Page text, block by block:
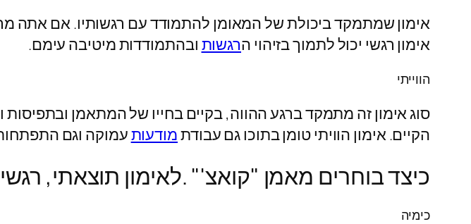
אימון שמתמקד ביכולת של המאומן להתמודד עם רגשותיו. אם אתה
אימון רגשי יכול לתמוך בזיהוי הרגשות ובהתמודדות מיטיבה עימם.
הווייתי
סוג אימון זה מתמקד ברגע ההווה, בקיים בחייו של המתאמן
הקיים. אימון הוויתי טומן בתוכו גם עבודתמודעותעמוקה וגם
כיצד בוחרים מאמן "קואצ'" .לאימון תוצאתי, רגשי
כימיה